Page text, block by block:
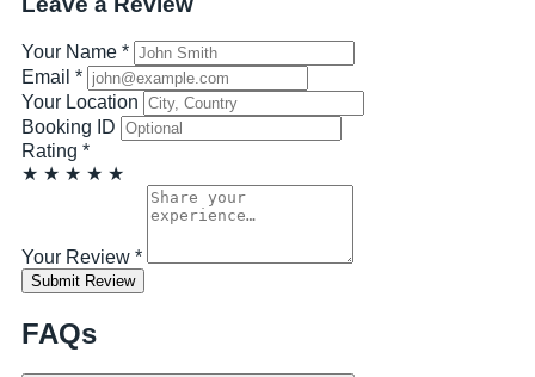
Your Name *
Email *
Your Location
Booking ID
Rating *
★ ★ ★ ★ ★
Your Review *
Submit Review
FAQs